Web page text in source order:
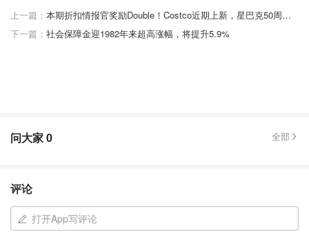
上面这本书是教宝贝学基础单词，而且也教宝贝学基本单
词，让宝贝了解生活，很颜色知识，让宝贝学简单的句子。
上一篇：
本期折扣情报官奖励Double！Costco近期上新，星巴克50周年活动送好礼，盘点商家生日礼，纽约近期sample sale，家庭办公室如何抵税！Dealmoon情报局第24期，折扣、资讯、新品、城市情报一网打尽！
下一篇： 社会保障金迎1982年来超高涨幅，将提升5.9%
问大家0 全部
评论
打开App写评论